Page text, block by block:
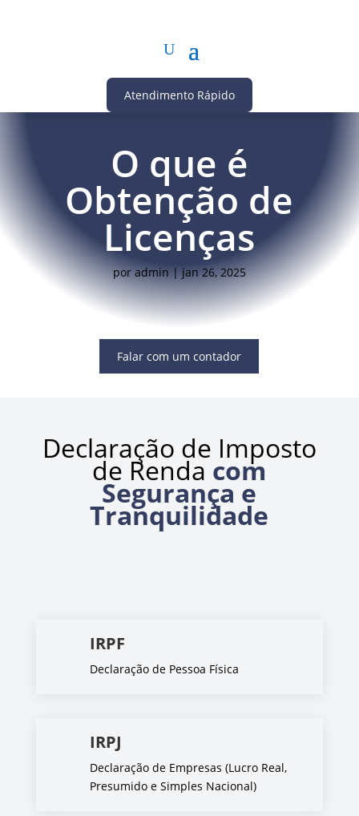
Atendimento Rápido
O que é
Obtenção de
Licenças
poradmin|jan 26, 2025
Falar com um contador
Declaração de Imposto
de Renda com
Segurança e
Tranquilidade
IRPF
Declaração de Pessoa Física
IRPJ
Declaração de Empresas (Lucro Real,
Presumido e Simples Nacional)